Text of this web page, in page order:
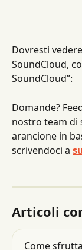
Dovresti
SoundCloud,
SoundCloud”:
Domande?
nostro team di
arancione in
scrivendoci a
Articoli
Come